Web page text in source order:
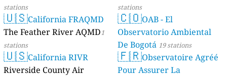
stations
🇺🇸California FRAQMD
The Feather River AQMD1
stations
🇺🇸California RIVR
Riverside County Air
stations
🇨🇴OAB - El
Observatorio Ambiental
De Bogotá 19 stations
🇫🇷Observatoire Agréé
Pour Assurer La